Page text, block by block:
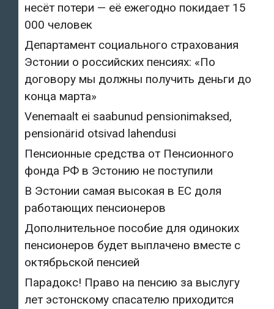
несёт потери — её ежегодно покидает 15
000 человек
Департамент социального страхования
Эстонии о российских пенсиях: «По
договору мы должны получить деньги до
конца марта»
Venemaalt ei saabunud pensionimaksed,
pensionärid otsivad lahendusi
Пенсионные средства от Пенсионного
фонда РФ в Эстонию не поступили
В Эстонии самая высокая в ЕС доля
работающих пенсионеров
Дополнительное пособие для одиноких
пенсионеров будет выплачено вместе с
октябрьской пенсией
Парадокс! Право на пенсию за выслугу
лет эстонскому спасателю приходится